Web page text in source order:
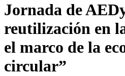
Jornada de
reutilización en
el marco de la
circular”